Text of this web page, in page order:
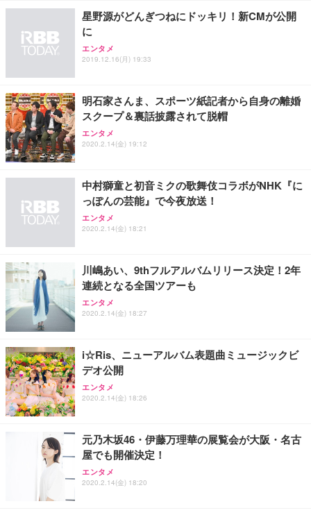
務用 おしゃれ パソコンチェア (ホワイト)
ANDWINT オフィスチェア デスクチェア 肘なし メ
ッシュ 通気性 ランバーサポート付き 腰サポート ガ
ス圧無段階昇降 360度回転 キャスター付き コンパク
【MiniLED/24.5inch/280Hz/FHD】GRAPHT THE S
HOOTER Gaming Monitor 24” Essential ゲーミン
グモニター QD 24.5インチ 1ms FHD 量子ドット 残
アイリスオーヤマ ペットシーツ 超厚型 お徳用 レギ
ュラー 200枚入【Amazon.co.jp限定】
星野源がどんぎつねにドッキリ！新CMが公開
に
エンタメ
2019.12.16(月) 19:33
明石家さんま、スポーツ紙記者から自身の離婚
スクープ＆裏話披露されて脱帽
エンタメ
2020.2.14(金) 19:12
中村獅童と初音ミクの歌舞伎コラボがNHK『に
っぽんの芸能』で今夜放送！
エンタメ
2020.2.14(金) 18:21
川嶋あい、9thフルアルバムリリース決定！2年
連続となる全国ツアーも
エンタメ
2020.2.14(金) 18:27
i☆Ris、ニューアルバム表題曲ミュージックビ
デオ公開
エンタメ
2020.2.14(金) 18:26
元乃木坂46・伊藤万理華の展覧会が大阪・名古
屋でも開催決定！
エンタメ
2020.2.14(金) 18:20